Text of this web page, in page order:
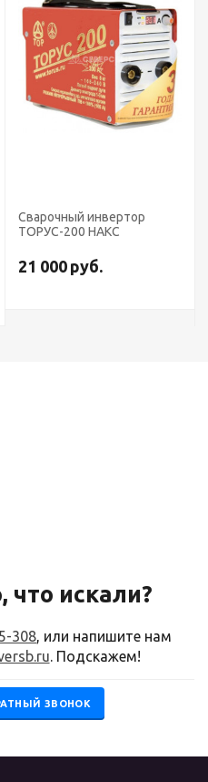
Сварочный инвертор
ТОРУС-200 НАКС
21 000 руб.
что искали?
308, или напишите нам
. Подскажем!
ЗВОНОК